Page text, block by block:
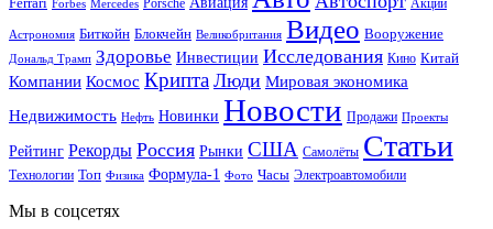
Forbes Mercedes Porsche Акции
Астрономия Биткойн Блокчейн Великобритания Видео Вооружение
Дональд Трамп Здоровье Инвестиции Исследования Кино Китай
Компании Космос Крипта Люди Мировая экономика
Недвижимость Нефть Новинки Новости Продажи Проекты
Рейтинг Рекорды Россия Рынки США Самолёты Статьи
Технологии Топ Физика Формула-1 Фото Часы Электроавтомобили
Мы в соцсетях